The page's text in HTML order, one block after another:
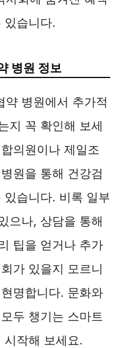
있습니다.
병원 정보
약 병원에서 추가적
지 꼭 확인해 보세
의원이나 제일조
원을 통해 건강검
습니다. 비록 일부
으나, 상담을 통해
팁을 얻거나 추가
가 있을지 모르니
명합니다. 문화와
두 챙기는 스마트
작해 보세요.